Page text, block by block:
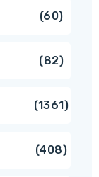
6060
8282
13611361
408408